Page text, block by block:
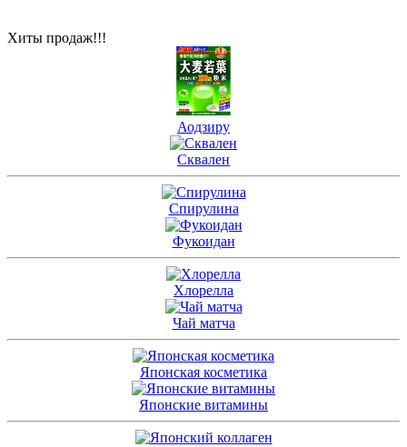
Хиты продаж!!!
Аодзиру
Сквален
Спирулина
Фукоидан
Хлорелла
Чай матча
Японская косметика
Японские витамины